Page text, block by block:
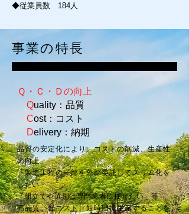
◆従業員数 184人
事業の特長
Ｑ・Ｃ・Ｄの向上
Quality：品質
Cost：コスト
Delivery：納期
品質の安定化により、コストの削減、生産性
の向上
「製造工程の一部を外部委託してスリム化を
したい」
「組立てや選別は専門業者に任せたい」等
高品質、低コスト、短時間で生産することを